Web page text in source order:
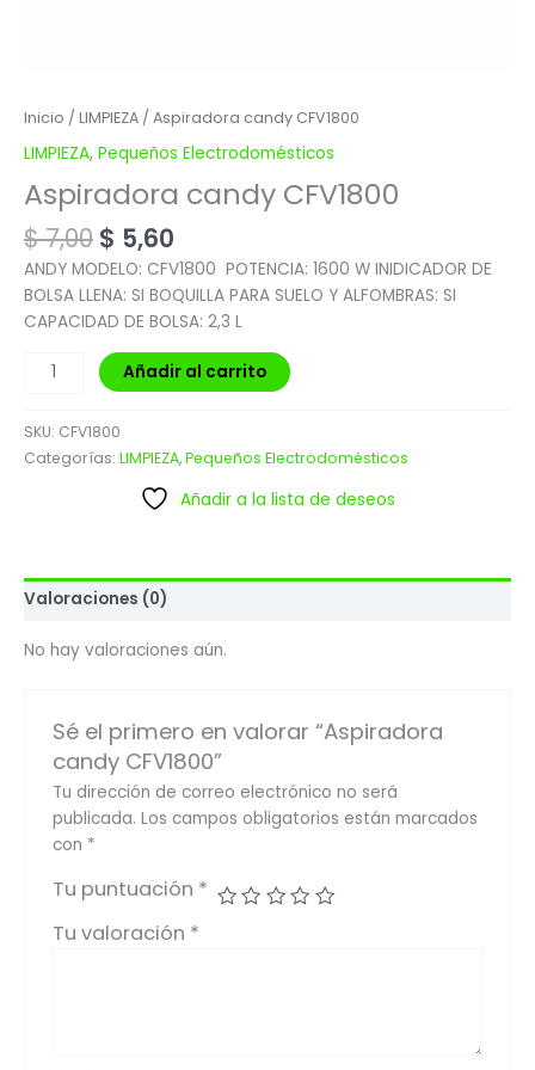
Inicio / LIMPIEZA / Aspiradora candy CFV1800
LIMPIEZA, Pequeños Electrodomésticos
Aspiradora candy CFV1800
$7,00 $ 5,60
ANDY MODELO: CFV1800 POTENCIA: 1600 W INIDICADOR DE
BOLSA LLENA: SI BOQUILLA PARA SUELO Y ALFOMBRAS: SI
CAPACIDAD DE BOLSA: 2,3 L
Añadir al carrito
SKU: CFV1800
Categorías: LIMPIEZA,Pequeños Electrodomésticos
Añadir a la lista de deseos
Valoraciones (0)
No hay valoraciones aún.
Sé el primero en valorar “Aspiradora
candy CFV1800”
Tu dirección de correo electrónico no será
publicada. Los campos obligatorios están marcados
con *
Tu puntuación *
Tu valoración *